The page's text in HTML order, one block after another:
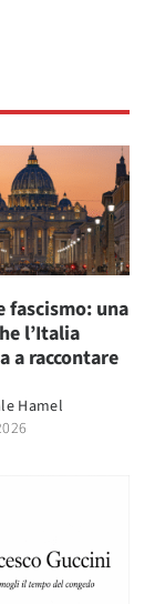
fascismo: una
l’Italia
a raccontare
Hamel